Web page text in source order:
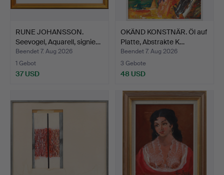
RUNE JOHANSSON.
Seevogel, Aquarell, signie…
Beendet 7. Aug 2026
1 Gebot
37 USD
OKÄND KONSTNÄR. Öl auf
Platte, Abstrakte K…
Beendet 7. Aug 2026
3 Gebote
48 USD